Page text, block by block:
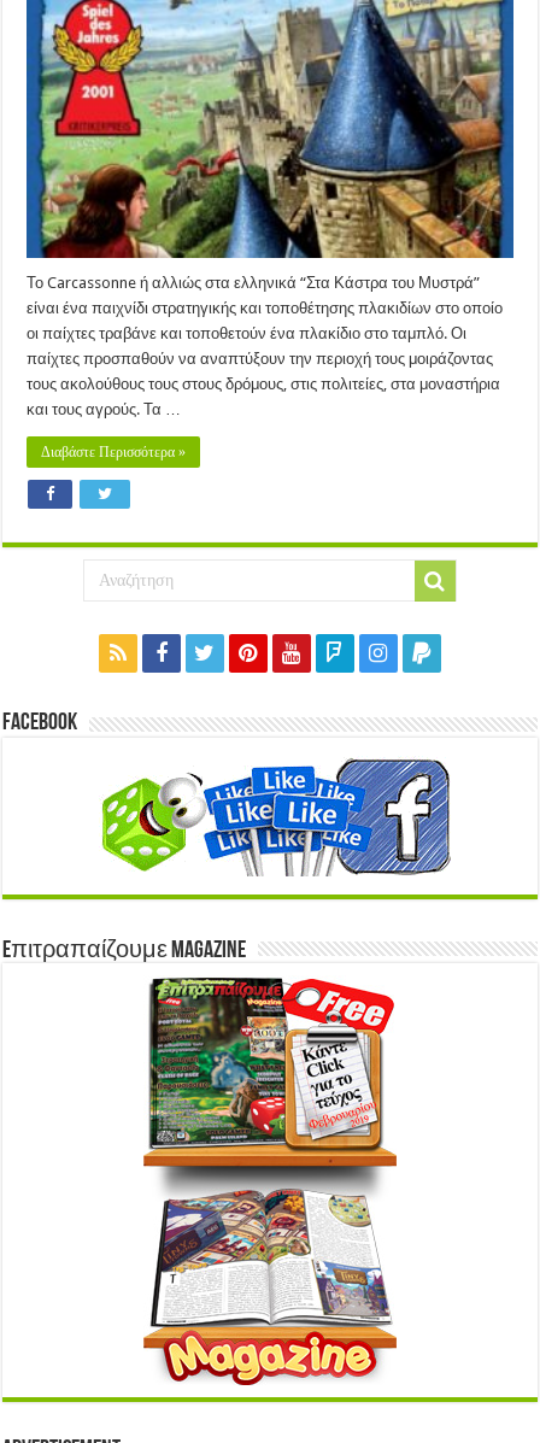
(Στα
Κάστρα
Μυστρά)
(2000)
Το Carcassonne ή αλλιώς στα ελληνικά “Στα Κάστρα του Μυστρά”
είναι ένα παιχνίδι στρατηγικής και τοποθέτησης πλακιδίων στο οποίο
οι παίχτες τραβάνε και τοποθετούν ένα πλακίδιο στο ταμπλό. Οι
παίχτες προσπαθούν να αναπτύξουν την περιοχή τους μοιράζοντας
τους ακολούθους τους στους δρόμους, στις πολιτείες, στα μοναστήρια
και τους αγρούς. Τα …
Διαβάστε Περισσότερα »
Facebook
Eπιτραπαίζουμε Magazine